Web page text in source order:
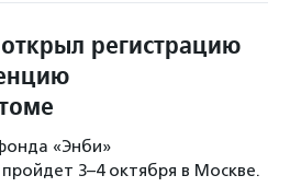
регистрацию
«Энби»
3–4 октября в Москве.